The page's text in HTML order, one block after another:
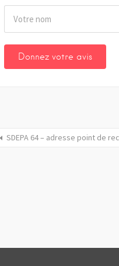
SDEPA 64 – adresse point de